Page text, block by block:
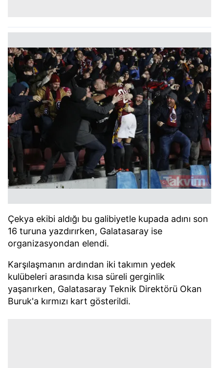
Çekya ekibi aldığı bu galibiyetle kupada adını son
16 turuna yazdırırken, Galatasaray ise
organizasyondan elendi.
Karşılaşmanın ardından iki takımın yedek
kulübeleri arasında kısa süreli gerginlik
yaşanırken, Galatasaray Teknik Direktörü Okan
Buruk'a kırmızı kart gösterildi.